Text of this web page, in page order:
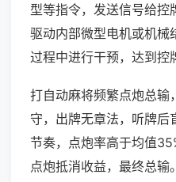
型等指令，发送信号给控
驱动内部微型电机或机械
过程中进行干预，达到控
打自动麻将频繁点炮总输
守，出牌无章法，听牌后
节奏，点炮率高于均值
点炮抵消收益，最终总输。